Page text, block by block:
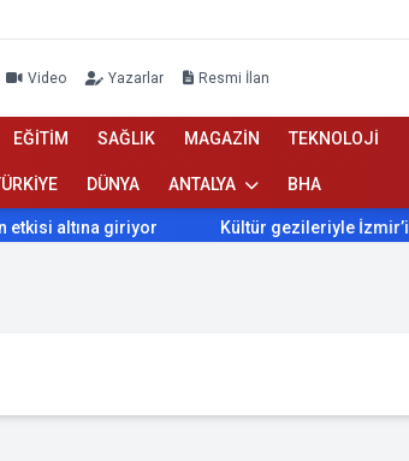
Video Yazarlar Resmi İlan
EĞİTİM SAĞLIK MAGAZİN TEKNOLOJİ
DÜNYA ANTALYA BHA
giriyor Kültür gezileriyle İzmir’i keşfettiler